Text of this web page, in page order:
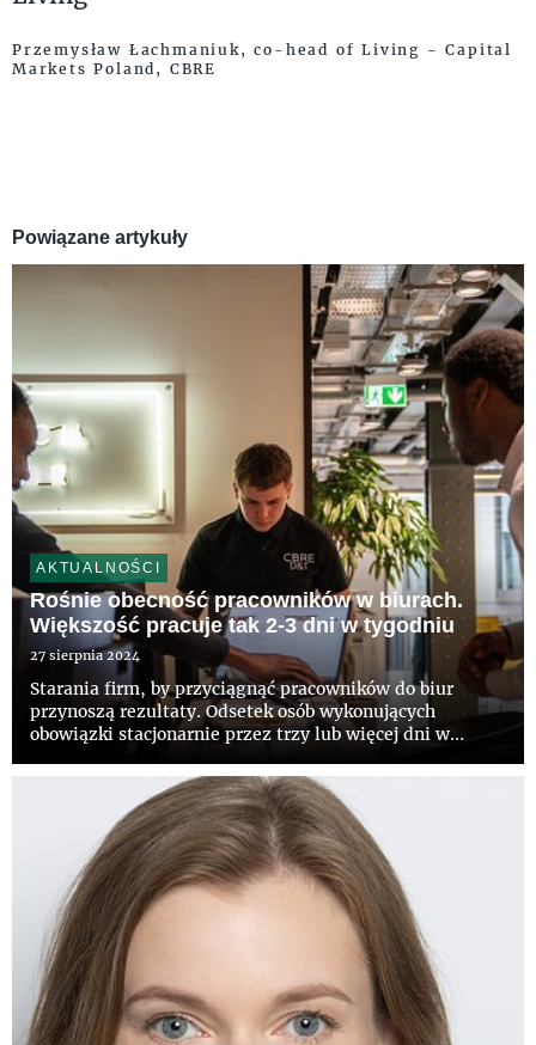
Przemysław Łachmaniuk, co-head of Living - Capital
Markets Poland, CBRE
Powiązane artykuły
AKTUALNOŚCI
Rośnie obecność pracowników w biurach.
Większość pracuje tak 2-3 dni w tygodniu
27 sierpnia 2024
Starania firm, by przyciągnąć pracowników do biur
przynoszą rezultaty. Odsetek osób wykonujących
obowiązki stacjonarnie przez trzy lub więcej dni w
proc. w ciągu roku – wskazuje raport CBRE „European
Office Occupier...